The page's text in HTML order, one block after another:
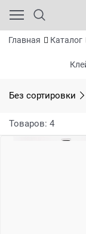
Главная Каталог
Без сортировки
Товаров: 4